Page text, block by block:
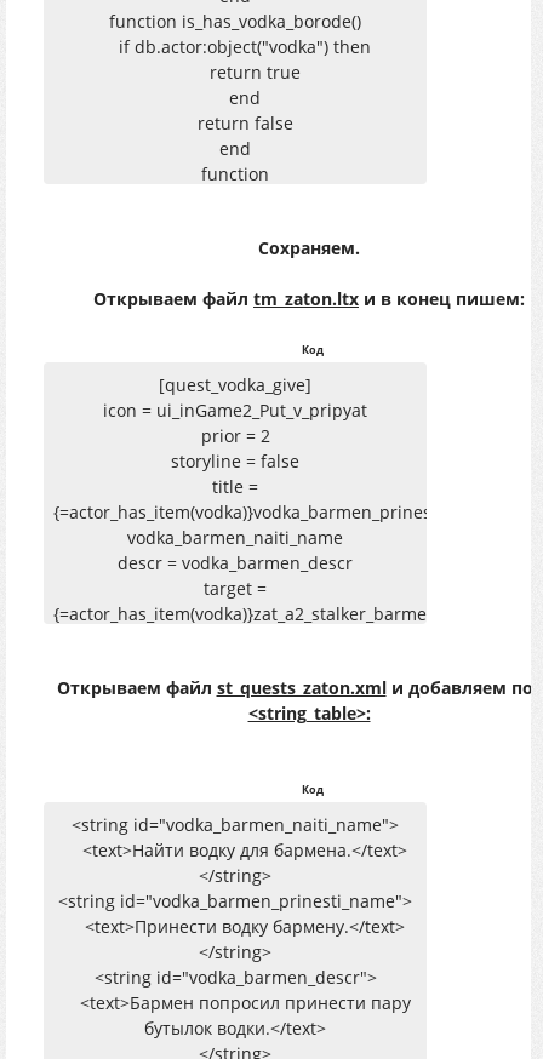
function is_has_vodka_borode()
if db.actor:object("vodka") then
return true
end
return false
end
function
dialogs.relocate_item_section_from_actor(first_speaker,
end
Сохраняем.
Открываем файл tm_zaton.ltx и в конец пишем:
Код
[quest_vodka_give]
icon = ui_inGame2_Put_v_pripyat
prior = 2
storyline = false
title =
{=actor_has_item(vodka)}vodka_barmen_prinesti_name,
vodka_barmen_naiti_name
descr = vodka_barmen_descr
target =
{=actor_has_item(vodka)}zat_a2_stalker_barmen
Открываем файл st_quests_zaton.xml и добавляем
<string_table>:
Код
<string id="vodka_barmen_naiti_name">
<text>Найти водку для бармена.</text>
</string>
<string id="vodka_barmen_prinesti_name">
<text>Принести водку бармену.</text>
</string>
<string id="vodka_barmen_descr">
<text>Бармен попросил принести пару
бутылок водки.</text>
</string>